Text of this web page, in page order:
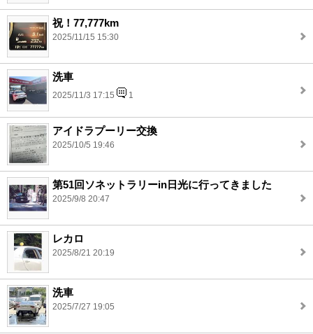
祝！77,777km
2025/11/15 15:30
洗車
2025/11/3 17:15 1
アイドラプーリー交換
2025/10/5 19:46
第51回ソネットラリーin日光に行ってきました
2025/9/8 20:47
レカロ
2025/8/21 20:19
洗車
2025/7/27 19:05